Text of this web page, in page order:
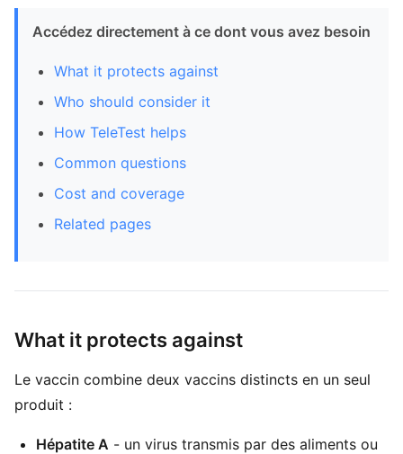
Accédez directement à ce dont vous avez besoin
What it protects against
Who should consider it
How TeleTest helps
Common questions
Cost and coverage
Related pages
What it protects against
Le vaccin combine deux vaccins distincts en un seul
produit :
Hépatite A - un virus transmis par des aliments ou